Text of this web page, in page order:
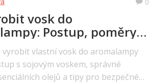
vosk do
Postup, poměry a
pravidla
vyrobit vlastní vosk do aromalampy
s sojovým voskem, správné
olejů a tipy pro bezpečné